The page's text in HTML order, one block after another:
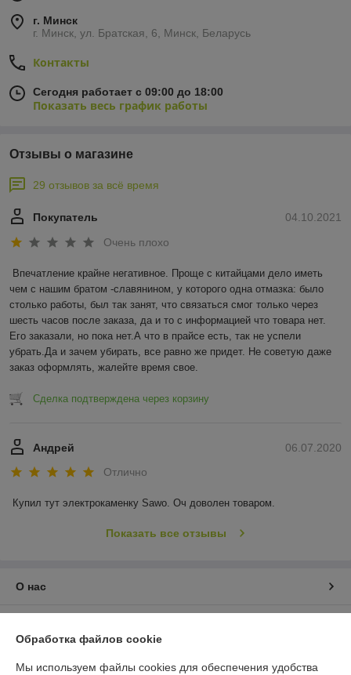
г. Минск
г. Минск, ул. Братская, 6, Минск, Беларусь
Контакты
Сегодня работает с 09:00 до 18:00
Показать весь график работы
Отзывы о магазине
29 отзывов за всё время
04.10.2021
Покупатель
Очень плохо
Впечатление крайне негативное. Проще с китайцами дело иметь
чем с нашим братом -славянином, у которого одна отмазка: было
столько работы, был так занят, что связаться смог только через
шесть часов после заказа, да и то с информацией что товара нет.
Его заказали, но пока нет.А что в прайсе есть, так не успели
убрать.Да и зачем убирать, все равно же придет. Не советую даже
заказ оформлять, жалейте время свое.
Сделка подтверждена через корзину
06.07.2020
Андрей
Отлично
Купил тут электрокаменку Sawo. Оч доволен товаром.
Показать все отзывы
О нас
Обработка файлов cookie
Мы используем файлы cookies для обеспечения удобства